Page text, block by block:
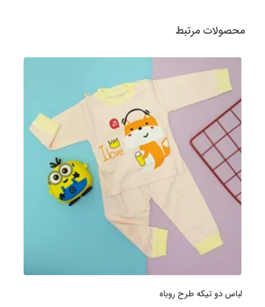
محصولات مرتبط
لباس دو تیکه طرح روباه